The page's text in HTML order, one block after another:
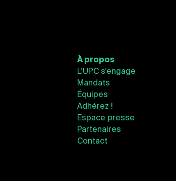
À propos
L’UPC s’engage
Mandats
Équipes
Adhérez !
Espace presse
Partenaires
Contact